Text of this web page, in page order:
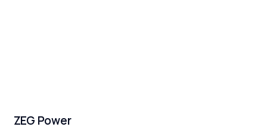
ZEG Power